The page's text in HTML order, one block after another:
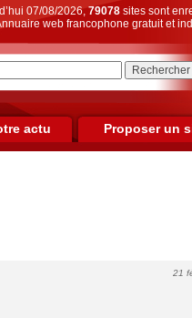
07/08/2026,79078sites sont
web francophone gratuit et
actu Proposer un
21